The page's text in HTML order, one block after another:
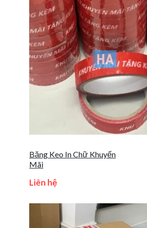
Băng Keo In Chữ Khuyến
Mãi
Liên hệ